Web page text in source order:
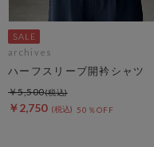
archives
ハーフスリーブ開衿シャツ
￥2,750 50％OFF
￥5,500